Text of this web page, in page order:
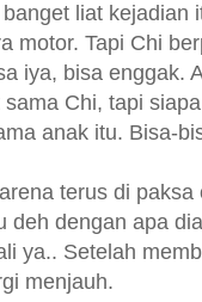
liat kejadian
motor. Tapi Chi
iya, bisa enggak.
Chi, tapi
anak itu. Bisa-
terus di
deh dengan apa
ya.. Setelah
menjauh.